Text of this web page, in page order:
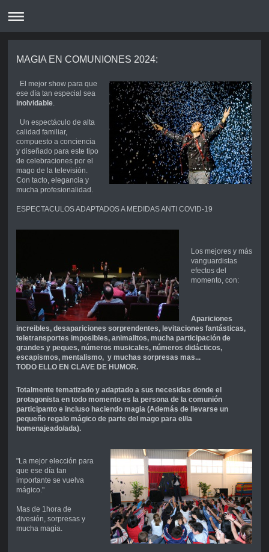
MAGIA EN COMUNIONES 2024:
El mejor show para que
ese día tan especial sea
inolvidable.
Un espectáculo de alta
calidad familiar,
compuesto a conciencia
y diseñado para este tipo
de celebraciones por el
mago de la televisión.
Con tacto, elegancia y
mucha profesionalidad.
ESPECTACULOS ADAPTADOS A MEDIDAS ANTI COVID-19
Los mejores y más
vanguardistas
efectos del
momento, con:
Apariciones
increibles, desapariciones sorprendentes, levitaciones fantásticas,
teletransportes imposibles, animalitos, mucha participación de
grandes y peques, números musicales, números didácticos,
escapismos, mentalismo, y muchas sorpresas mas...
TODO ELLO EN CLAVE DE HUMOR.
Totalmente tematizado y adaptado a sus necesidas donde el
protagonista en todo momento es la persona de la comunión
participanto e incluso haciendo magia (Además de llevarse un
pequeño regalo mágico de parte del mago para el/la
homenajeado/ada).
"La mejor elección para
que ese día tan
importante se vuelva
mágico."
Mas de 1hora de
divesión, sorpresas y
mucha magia.